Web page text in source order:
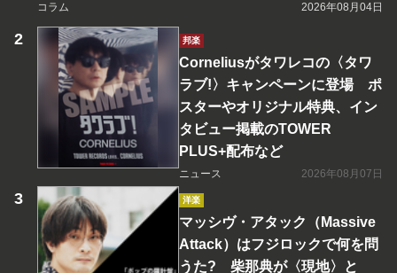
コラム 2026年08月04日
邦楽
Corneliusがタワレコの〈タワ
ラブ!〉キャンペーンに登場 ポ
スターやオリジナル特典、イン
タビュー掲載のTOWER
PLUS+配布など
ニュース 2026年08月07日
洋楽
マッシヴ・アタック（Massive
Attack）はフジロックで何を問
うた? 柴那典が〈現地〉と